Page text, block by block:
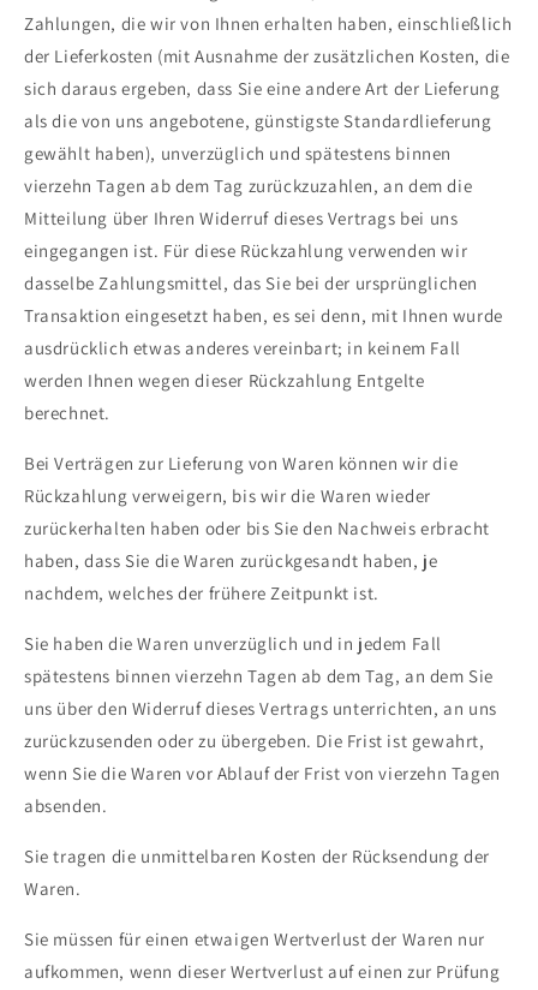
Zahlungen, die wir von Ihnen erhalten haben, einschließlich
der Lieferkosten (mit Ausnahme der zusätzlichen Kosten, die
sich daraus ergeben, dass Sie eine andere Art der Lieferung
als die von uns angebotene, günstigste Standardlieferung
gewählt haben), unverzüglich und spätestens binnen
vierzehn Tagen ab dem Tag zurückzuzahlen, an dem die
Mitteilung über Ihren Widerruf dieses Vertrags bei uns
eingegangen ist. Für diese Rückzahlung verwenden wir
dasselbe Zahlungsmittel, das Sie bei der ursprünglichen
Transaktion eingesetzt haben, es sei denn, mit Ihnen wurde
ausdrücklich etwas anderes vereinbart; in keinem Fall
werden Ihnen wegen dieser Rückzahlung Entgelte
berechnet.
Bei Verträgen zur Lieferung von Waren können wir die
Rückzahlung verweigern, bis wir die Waren wieder
zurückerhalten haben oder bis Sie den Nachweis erbracht
haben, dass Sie die Waren zurückgesandt haben, je
nachdem, welches der frühere Zeitpunkt ist.
Sie haben die Waren unverzüglich und in jedem Fall
spätestens binnen vierzehn Tagen ab dem Tag, an dem Sie
uns über den Widerruf dieses Vertrags unterrichten, an uns
zurückzusenden oder zu übergeben. Die Frist ist gewahrt,
wenn Sie die Waren vor Ablauf der Frist von vierzehn Tagen
absenden.
Sie tragen die unmittelbaren Kosten der Rücksendung der
Waren.
Sie müssen für einen etwaigen Wertverlust der Waren nur
aufkommen, wenn dieser Wertverlust auf einen zur Prüfung